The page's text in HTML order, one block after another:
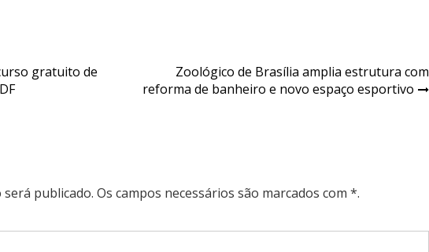
gratuito de
Zoológico de Brasília amplia estrutura com
reforma de banheiro e novo espaço esportivo
publicado. Os campos necessários são marcados com *.